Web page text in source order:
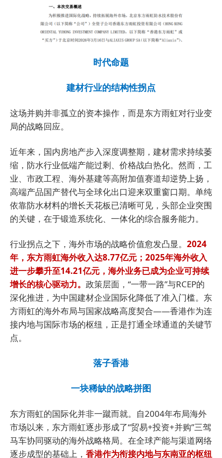
时代命题
建材行业的结构性拐点
这场并购并非孤立的资本操作，而是东方雨虹对行业变
局的战略回应。
近年来，国内房地产步入深度调整期，建材需求持续萎
缩，防水行业低端产能过剩、价格战白热化。然而，工
业、市政工程、海外基建等高附加值赛道却逆势上扬，
高端产品国产替代与全球化出口迎来双重窗口期。单纯
依靠防水材料的增长天花板已清晰可见，头部企业突围
的关键，在于锻造系统化、一体化的综合服务能力。
行业拐点之下，海外市场的战略价值愈发凸显。 2024
年，东方雨虹海外收入达8.77亿元；2025年海外收入
进一步攀升至14.21亿元，海外业务已成为企业可持续
增长的核心驱动力。 政策层面，“一带一路”与RCEP的
深化推进，为中国建材企业国际化降低了准入门槛。东
方雨虹的海外布局与国家战略高度契合——香港作为连
接内地与国际市场的枢纽，正是打通全球通道的关键节
点。
落子香港
一块稀缺的战略拼图
东方雨虹的国际化并非一蹴而就。自2004年布局海外
市场以来，东方雨虹逐步形成了“贸易+投资+并购”三驾
马车协同驱动的海外战略格局。在全球产能与渠道网络
逐步成型的基础上， 香港作为衔接内地与东南亚的枢纽